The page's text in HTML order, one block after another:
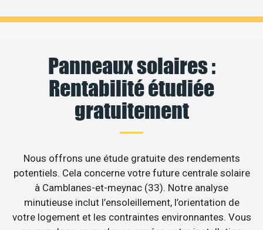
Panneaux solaires :
Rentabilité étudiée
gratuitement
Nous offrons une étude gratuite des rendements
potentiels. Cela concerne votre future centrale solaire
à Camblanes-et-meynac (33). Notre analyse
minutieuse inclut l’ensoleillement, l’orientation de
votre logement et les contraintes environnantes. Vous